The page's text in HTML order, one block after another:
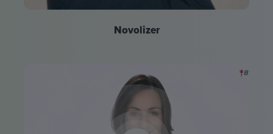
Novolizer